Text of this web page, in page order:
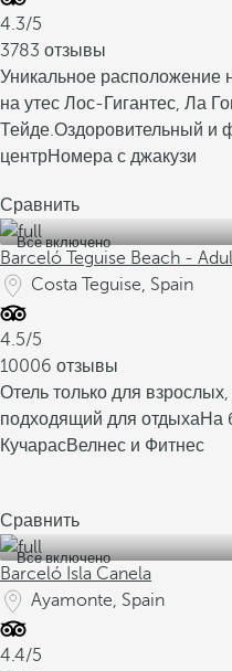
4.3/5
3783 отзывы
Уникальное расположение
на утес Лос-Гигантес, Ла
Тейде.Оздоровительный и
центрНомера с джакузи
Сравнить
Все включено
Barceló Teguise Beach -
Costa Teguise, Spain
4.5/5
10006 отзывы
Отель только для
подходящий для отдыхаНа
КучарасВелнес и Фитнес
Сравнить
Все включено
Barceló Isla Canela
Ayamonte, Spain
4.4/5